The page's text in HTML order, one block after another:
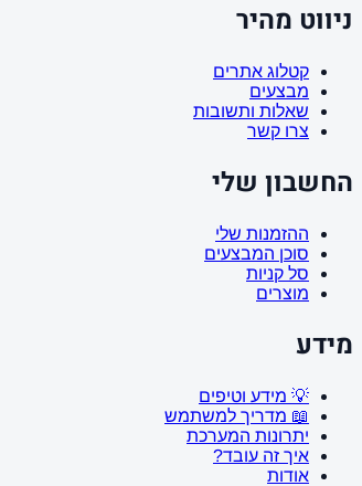
ניווט מהיר
קטלוג אתרים
מבצעים
שאלות ותשובות
צרו קשר
החשבון שלי
ההזמנות שלי
סוכן המבצעים
סל קניות
מוצרים
מידע
💡 מידע וטיפים
📖 מדריך למשתמש
יתרונות המערכת
איך זה עובד?
אודות